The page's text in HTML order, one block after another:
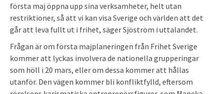
första maj öppna upp sina verksamheter, helt utan
restriktioner, så att vi kan visa Sverige och världen att det
går att leva fullt ut i frihet, säger Sjöström i uttalandet.
Frågan är om första majplaneringen från Frihet Sverige
kommer att lyckas involvera de nationella grupperingar
som höll i 20 mars, eller om dessa kommer att hållas
utanför. Den vägen kommer bli konfliktfylld, eftersom